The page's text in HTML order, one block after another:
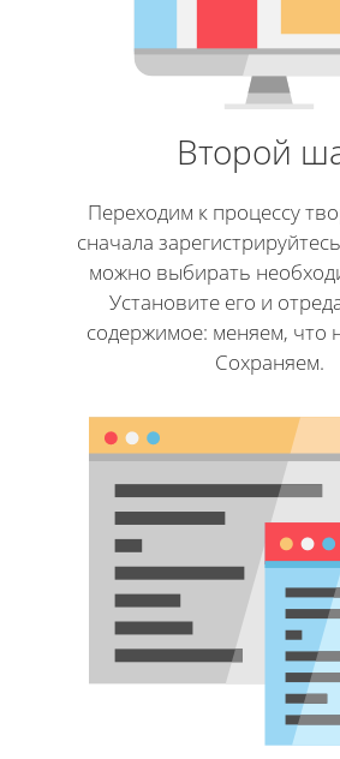
Второй
Переходим к процессу
сначала
можно выбирать
Установите его и
содержимое: меняем, что
Сохраняем.